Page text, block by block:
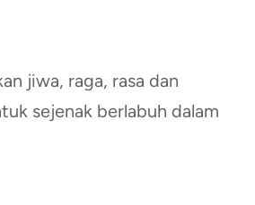
jiwa, raga, rasa dan
sejenak berlabuh dalam